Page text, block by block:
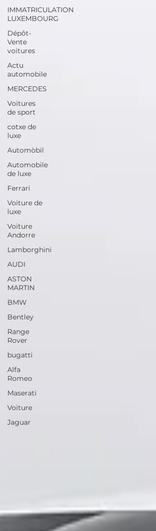
IMMATRICULATION
LUXEMBOURG
Dépôt-
Vente
voitures
Actu
automobile
MERCEDES
Voitures
de sport
cotxe de
luxe
Automòbil
Automobile
de luxe
Ferrari
Voiture de
luxe
Voiture
Andorre
Lamborghini
AUDI
ASTON
MARTIN
BMW
Bentley
Range
Rover
bugatti
Alfa
Romeo
Maserati
Voiture
Jaguar